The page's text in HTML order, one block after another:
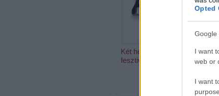
Opted
Google
I want
web or
I want
Két hétig csak
fesztiválok
Wine